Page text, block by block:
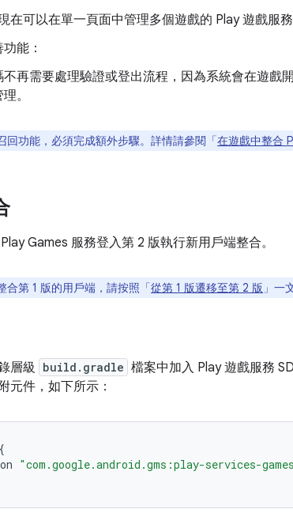
在可以在單一頁面中管理多個遊戲的 Play 遊戲服務
能：
再需要處理驗證或登出流程，因為系統會在遊戲
。
回功能，必須完成額外步驟。詳情請參閱「在遊戲中整合
Games 服務登入第 2 版執行新用戶端整合。
合第 1 版的用戶端，請按照「從第 1 版遷移至第 2 版 」一
層級 build.gradle 檔案中加入 Play 遊戲服務
元件，如下所示：
{
"com.google.android.gms:play-services-